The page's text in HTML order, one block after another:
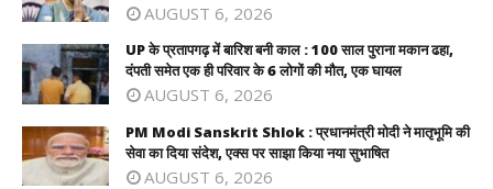
AUGUST 6, 2026
UP के प्रतापगढ़ में बारिश बनी काल : 100 साल पुराना मकान ढहा,
दंपती समेत एक ही परिवार के 6 लोगों की मौत, एक घायल
AUGUST 6, 2026
PM Modi Sanskrit Shlok : प्रधानमंत्री मोदी ने मातृभूमि की
सेवा का दिया संदेश, एक्स पर साझा किया नया सुभाषित
AUGUST 6, 2026